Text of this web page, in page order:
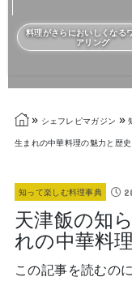
料理がさらにおいしくなる
アリング
» シェフレピマガジン »
生まれの中華料理の魅力と歴史
知って楽しむ料理事典
天津飯の知
れの中華料
この記事を読むの